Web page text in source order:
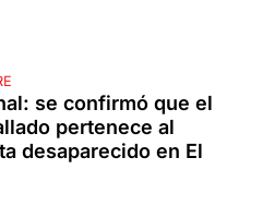
se confirmó que el
pertenece al
desaparecido en El